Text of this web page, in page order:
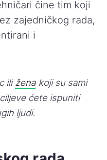
čine tim koji
zajedničkog rada,
i
ili ženakoji su sami
ćete ispuniti
ljudi.